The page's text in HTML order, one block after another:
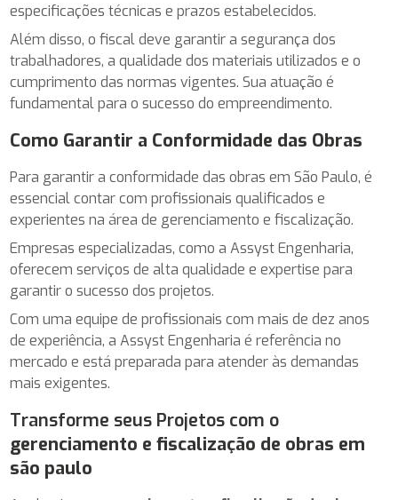
especificações técnicas e prazos estabelecidos.
Além disso, o fiscal deve garantir a segurança dos
trabalhadores, a qualidade dos materiais utilizados e o
cumprimento das normas vigentes. Sua atuação é
fundamental para o sucesso do empreendimento.
Como Garantir a Conformidade das Obras
Para garantir a conformidade das obras em São Paulo, é
essencial contar com profissionais qualificados e
experientes na área de gerenciamento e fiscalização.
Empresas especializadas, como a Assyst Engenharia,
oferecem serviços de alta qualidade e expertise para
garantir o sucesso dos projetos.
Com uma equipe de profissionais com mais de dez anos
de experiência, a Assyst Engenharia é referência no
mercado e está preparada para atender às demandas
mais exigentes.
Transforme seus Projetos com o
gerenciamento e fiscalização de obras em
são paulo